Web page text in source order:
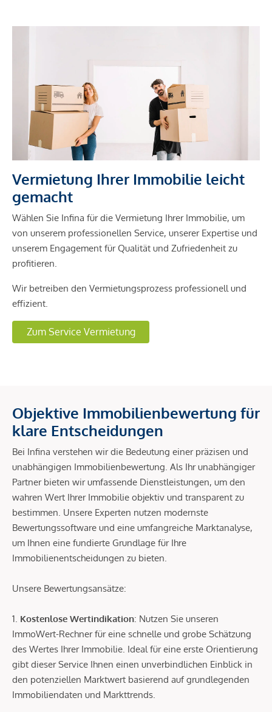
Vermietung Ihrer Immobilie leicht
gemacht
Wählen Sie Infina für die Vermietung Ihrer Immobilie, um
von unserem professionellen Service, unserer Expertise und
unserem Engagement für Qualität und Zufriedenheit zu
profitieren.
Wir betreiben den Vermietungsprozess professionell und
effizient.
Zum Service Vermietung
Objektive Immobilienbewertung für
klare Entscheidungen
Bei Infina verstehen wir die Bedeutung einer präzisen und
unabhängigen Immobilienbewertung. Als Ihr unabhängiger
Partner bieten wir umfassende Dienstleistungen, um den
wahren Wert Ihrer Immobilie objektiv und transparent zu
bestimmen. Unsere Experten nutzen modernste
Bewertungssoftware und eine umfangreiche Marktanalyse,
um Ihnen eine fundierte Grundlage für Ihre
Immobilienentscheidungen zu bieten.
Unsere Bewertungsansätze:
1. Kostenlose Wertindikation: Nutzen Sie unseren
ImmoWert-Rechner für eine schnelle und grobe Schätzung
des Wertes Ihrer Immobilie. Ideal für eine erste Orientierung
gibt dieser Service Ihnen einen unverbindlichen Einblick in
den potenziellen Marktwert basierend auf grundlegenden
Immobiliendaten und Markttrends.